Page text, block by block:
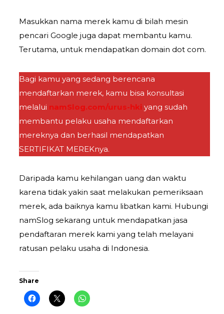
Masukkan nama merek kamu di bilah mesin
pencari Google juga dapat membantu kamu.
Terutama, untuk mendapatkan domain dot com.
Bagi kamu yang sedang berencana
mendaftarkan merek, kamu bisa konsultasi
melalui namSlog.com/urus-hki yang sudah
membantu pelaku usaha mendaftarkan
mereknya dan berhasil mendapatkan
SERTIFIKAT MEREKnya.
Daripada kamu kehilangan uang dan waktu
karena tidak yakin saat melakukan pemeriksaan
merek, ada baiknya kamu libatkan kami. Hubungi
namSlog sekarang untuk mendapatkan jasa
pendaftaran merek kami yang telah melayani
ratusan pelaku usaha di Indonesia.
Share